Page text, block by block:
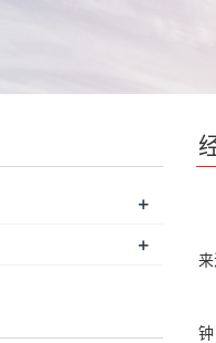
来
+
+